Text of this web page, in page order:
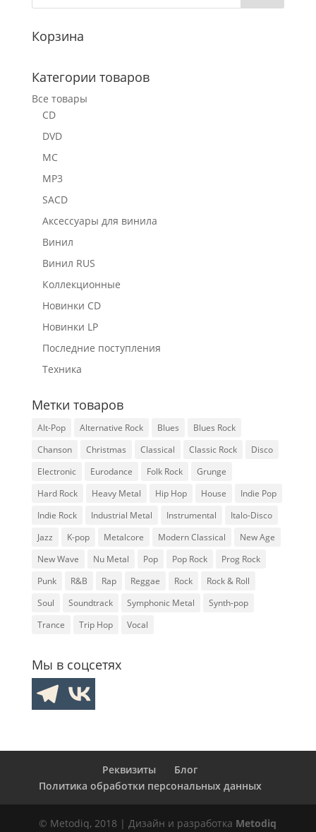
Корзина
Категории товаров
Все товары
CD
DVD
MC
MP3
SACD
Аксессуары для винила
Винил
Винил RUS
Коллекционные
Новинки CD
Новинки LP
Последние поступления
Техника
Метки товаров
Alt-Pop Alternative Rock Blues
Blues Rock
Chanson
Christmas Classical Classic Rock
Disco
Electronic
Eurodance Folk Rock
Grunge
Hard Rock
Heavy Metal Hip Hop House
Indie Pop
Indie Rock
Industrial Metal Instrumental
Italo-Disco
Jazz
K-pop Metalcore Modern Classical
New Age
New Wave
Nu Metal Pop Pop Rock
Prog Rock
Punk
R&B Rap Reggae Rock
Rock & Roll
Soul
Soundtrack Symphonic Metal
Synth-pop
Trance
Trip Hop Vocal
Мы в соцсетях
Реквизиты
Блог
Политика обработки персональных данных
© Metodiq, 2018 | Дизайн и разработка Metodiq